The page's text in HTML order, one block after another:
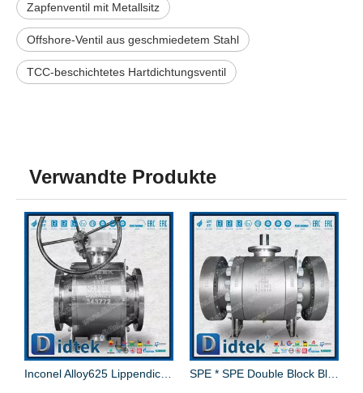
Zapfenventil mit Metallsitz
Offshore-Ventil aus geschmiedetem Stahl
TCC-beschichtetes Hartdichtungsventil
Verwandte Produkte